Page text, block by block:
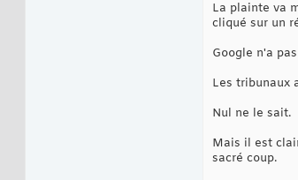
La plainte va
cliqué sur un
Google n'a
Les tribunaux
Nul ne le sait.
Mais il est
sacré coup.